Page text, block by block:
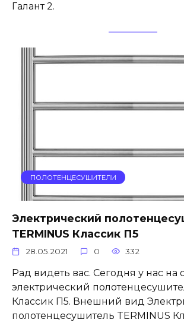
Галант 2.
ПОЛОТЕНЦЕСУШИТЕЛИ
Электрический
TERMINUS Классик П5
28.05.2021 0 332
Рад видеть вас. Сегодня у нас на
электрический
Классик П5. Внешний вид
полотенцесушитель TERMINUS